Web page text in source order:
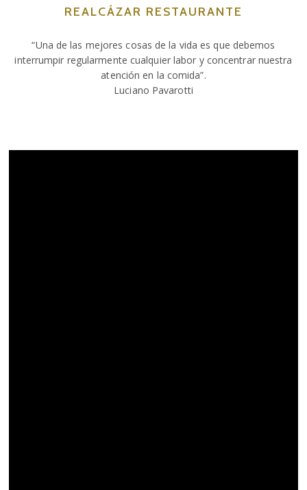
REALCÁZAR RESTAURANTE
“Una de las mejores cosas de la vida es que debemos
interrumpir regularmente cualquier labor y concentrar nuestra
atención en la comida”.
Luciano Pavarotti